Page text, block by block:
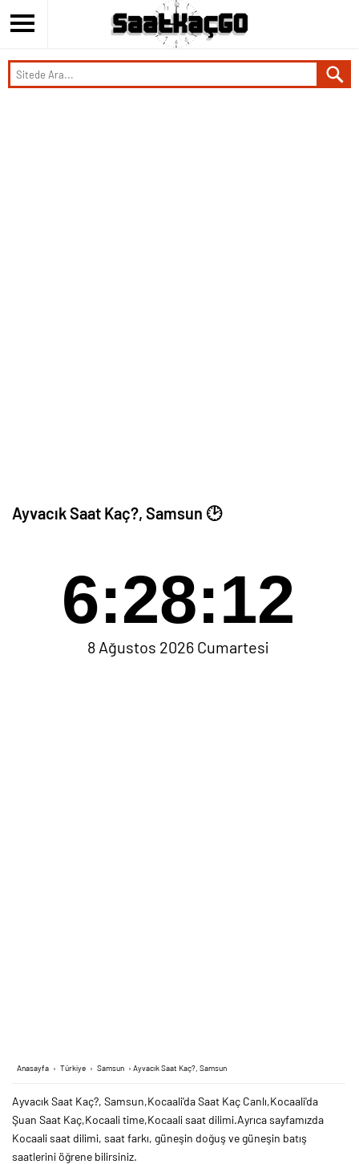
Ayvacık Saat Kaç?, Samsun 🕑
6:28:12
8 Ağustos 2026 Cumartesi
Anasayfa › Türkiye › Samsun › Ayvacık Saat Kaç?, Samsun
Ayvacık Saat Kaç?, Samsun,Kocaali'da Saat Kaç Canlı,Kocaali'da
Şuan Saat Kaç,Kocaali time,Kocaali saat dilimi.Ayrıca sayfamızda
Kocaali saat dilimi, saat farkı, güneşin doğuş ve güneşin batış
saatlerini öğrene bilirsiniz.